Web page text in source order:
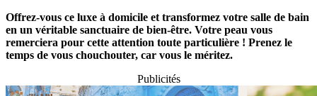
Offrez-vous ce luxe à domicile et transformez votre salle de bain
en un véritable sanctuaire de bien-être. Votre peau vous
remerciera pour cette attention toute particulière ! Prenez le
temps de vous chouchouter, car vous le méritez.
Publicités